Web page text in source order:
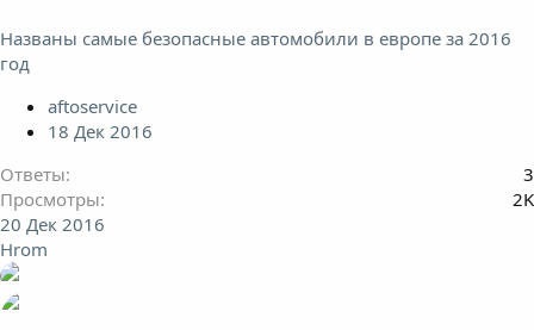
Названы самые безопасные автомобили в европе за 2016
год
aftoservice
18 Дек 2016
Ответы
3
Просмотры
2K
20 Дек 2016
Hrom